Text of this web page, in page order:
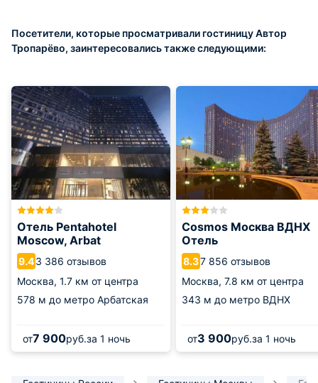
Посетители, которые просматривали гостиницу Автор
Тропарёво, заинтересовались также следующими:
Отель Pentahotel
Moscow, Arbat
9.43 386 отзывов
Москва, 1.7 км от центра
578 м до метро Арбатская
от7 900руб.за 1 ночь
Cosmos Москва ВДНХ
Отель
8.37 856 отзывов
Москва, 7.8 км от центра
343 м до метро ВДНХ
от3 900руб.за 1 ночь